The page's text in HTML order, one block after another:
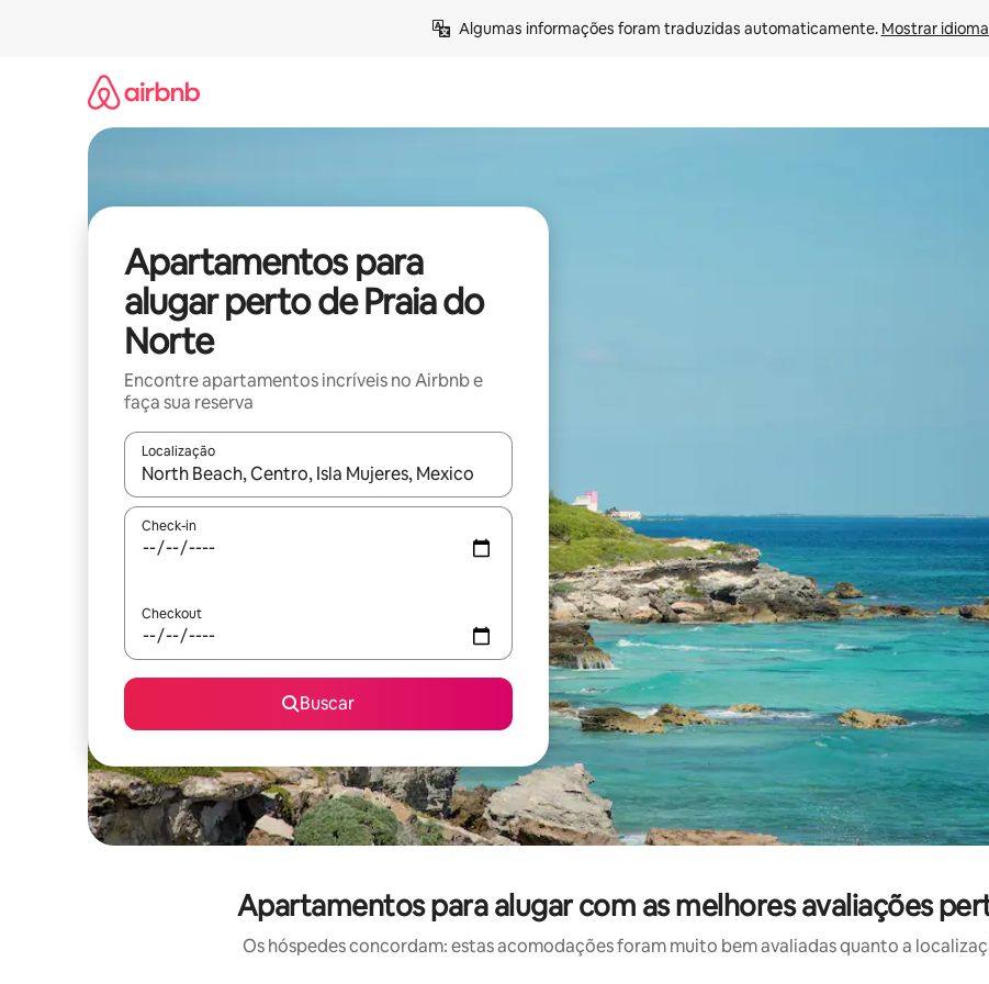
Algumas informações foram traduzidas automaticamente. Mostrar
Apartamentos para
alugar perto de Praia do
Norte
Encontre apartamentos incríveis no Airbnb e
faça sua reserva
Localização
Quando os resultados estiverem disponíveis, explore-os usando as seta para cima e para baixo do teclado ou tocando e
Check-in
Checkout
Buscar
Apartamentos para alugar com as melhores avaliações
Os hóspedes concordam: estas acomodações foram muito bem avaliadas quanto a